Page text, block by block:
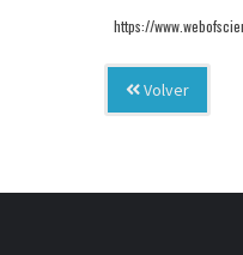
https://
Volver